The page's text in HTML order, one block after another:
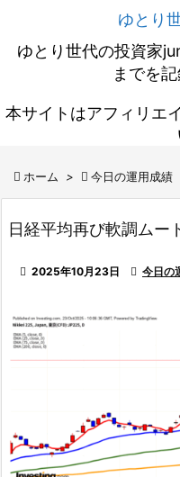
ゆとり
ゆとり世代の投資家
までを
本サイトはアフィリエ
 ホーム >  今日の運用成績
日経平均再び軟調ムー
 2025年10月23日  今日の